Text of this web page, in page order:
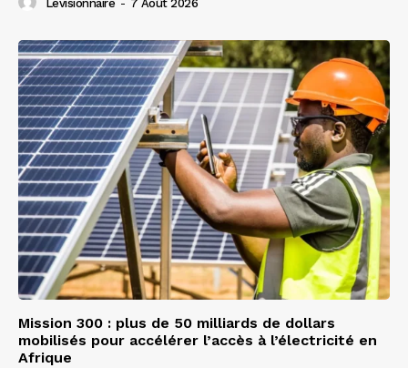
Levisionnaire - 7 Août 2026
Mission 300 : plus de 50 milliards de dollars
mobilisés pour accélérer l’accès à l’électricité en
Afrique